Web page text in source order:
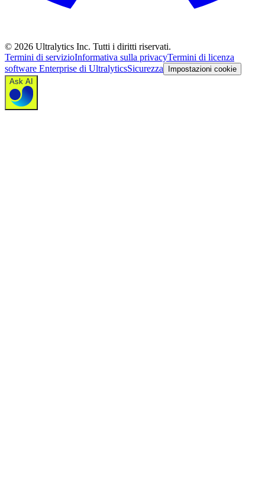
© 2026 Ultralytics Inc. Tutti i diritti riservati.
Termini di servizioInformativa sulla privacyTermini di licenza
software Enterprise di UltralyticsSicurezza
Impostazioni cookie
Ask AI